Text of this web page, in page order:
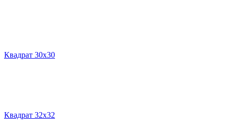
Квадрат 30х30
Квадрат 32х32